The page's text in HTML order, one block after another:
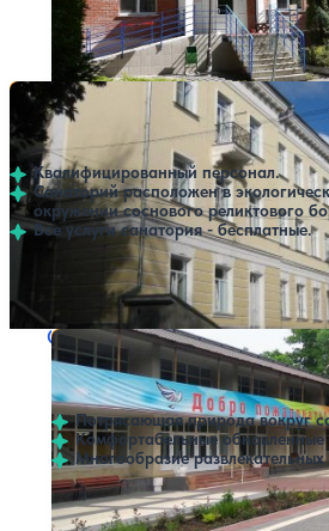
Профилей лечения:2
Санаторий Детский им. П.
513 отзывов
Калуга
Квалифицированный персонал.
Санаторий расположен в
окружении соснового реликтового
Все услуги санатория - бесплатные.
Профилей лечения:1
Нет цен или свободных мест
Выбрать другой
Санаторий Сокол
Калуга
Потрясающая природа вокруг
Комфортабельные
Многообразие
Профилей лечения:2
Нет цен или свободных
Выбрать другой